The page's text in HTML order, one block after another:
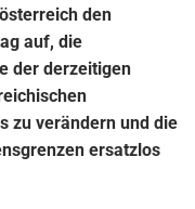
den
auf, die
der derzeitigen
zu verändern und die
ersatzlos